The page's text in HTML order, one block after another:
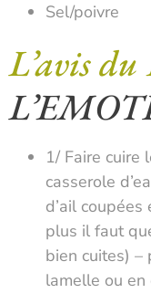
Sel/poivre
L’avis
1/ Faire cuire
casserole
d’ail
plus il faut
bien cuites) –
lamelle ou en